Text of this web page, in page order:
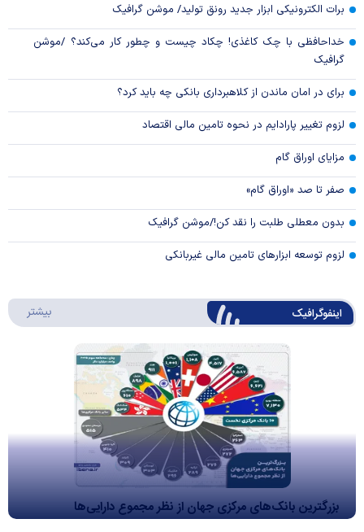
برات الکترونیکی ابزار جدید رونق تولید/ موشن گرافیک
خداحافظی با چک کاغذی! چکاد چیست و چطور کار می‌کند؟ /موشن
گرافیک
برای در امان ماندن از کلاهبرداری بانکی چه باید کرد؟
لزوم تغییر پارادایم در نحوه تامین مالی اقتصاد
مزایای اوراق گام
صفر تا صد «اوراق گام»
بدون معطلی طلبت را نقد کن!/موشن گرافیک
لزوم توسعه ابزارهای تامین مالی غیربانکی
اینفوگرافیک بیشتر
بزرگترین بانک‌های مرکزی جهان از نظر مجموع دارایی‌ها